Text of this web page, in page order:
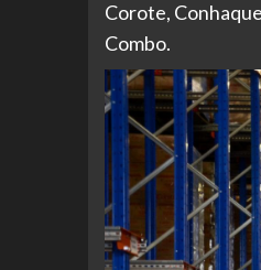
Corote,
Combo.